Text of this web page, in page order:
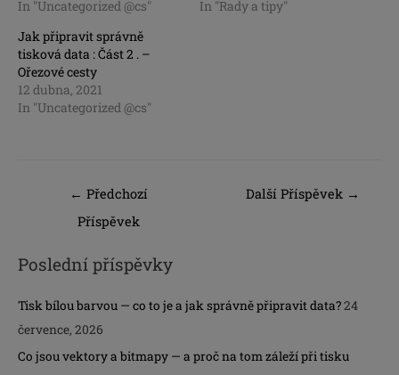
In "Uncategorized @cs"
In "Rady a tipy"
Jak připravit správně
tisková data : Část 2 . –
Ořezové cesty
12 dubna, 2021
In "Uncategorized @cs"
← Předchozí
Příspěvek
Další Příspěvek →
Poslední příspěvky
Tisk bílou barvou — co to je a jak správně připravit data?24
července, 2026
Co jsou vektory a bitmapy — a proč na tom záleží při tisku